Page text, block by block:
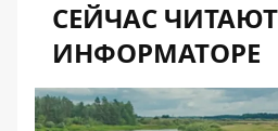
СЕЙЧАС
ИНФОРМАТОРЕ